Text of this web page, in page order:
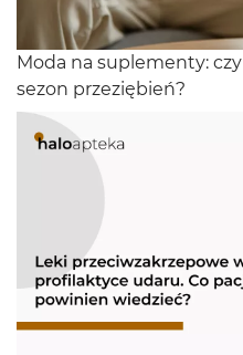
Moda na suplementy:
sezon przeziębień?